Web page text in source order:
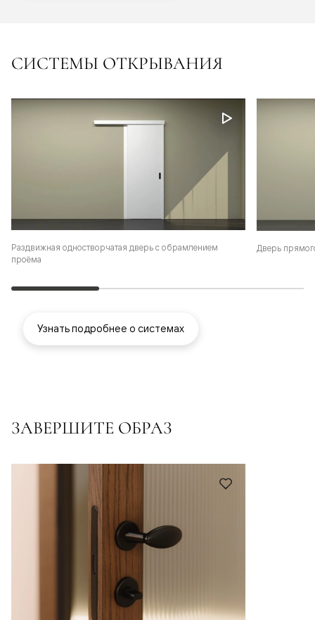
СИСТЕМЫ ОТКРЫВАНИЯ
Раздвижная одностворчатая дверь с обрамлением
проёма
Дверь
Узнать подробнее о системах
ЗАВЕРШИТЕ ОБРАЗ